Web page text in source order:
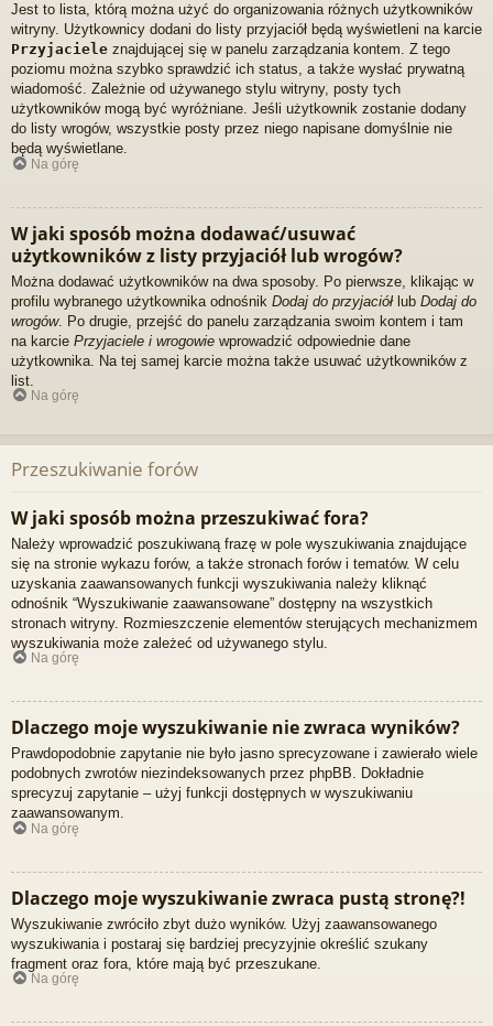
Jest to lista, którą można użyć do organizowania różnych użytkowników
witryny. Użytkownicy dodani do listy przyjaciół będą wyświetleni na karcie
Przyjaciele znajdującej się w panelu zarządzania kontem. Z tego
poziomu można szybko sprawdzić ich status, a także wysłać prywatną
wiadomość. Zależnie od używanego stylu witryny, posty tych
użytkowników mogą być wyróżniane. Jeśli użytkownik zostanie dodany
do listy wrogów, wszystkie posty przez niego napisane domyślnie nie
będą wyświetlane.
Na górę
W jaki sposób można dodawać/usuwać
użytkowników z listy przyjaciół lub wrogów?
Można dodawać użytkowników na dwa sposoby. Po pierwsze, klikając w
profilu wybranego użytkownika odnośnik Dodaj do przyjaciół lub Dodaj do
wrogów. Po drugie, przejść do panelu zarządzania swoim kontem i tam
na karcie Przyjaciele i wrogowie wprowadzić odpowiednie dane
użytkownika. Na tej samej karcie można także usuwać użytkowników z
list.
Na górę
Przeszukiwanie forów
W jaki sposób można przeszukiwać fora?
Należy wprowadzić poszukiwaną frazę w pole wyszukiwania znajdujące
się na stronie wykazu forów, a także stronach forów i tematów. W celu
uzyskania zaawansowanych funkcji wyszukiwania należy kliknąć
odnośnik “Wyszukiwanie zaawansowane” dostępny na wszystkich
stronach witryny. Rozmieszczenie elementów sterujących mechanizmem
wyszukiwania może zależeć od używanego stylu.
Na górę
Dlaczego moje wyszukiwanie nie zwraca wyników?
Prawdopodobnie zapytanie nie było jasno sprecyzowane i zawierało wiele
podobnych zwrotów niezindeksowanych przez phpBB. Dokładnie
sprecyzuj zapytanie – użyj funkcji dostępnych w wyszukiwaniu
zaawansowanym.
Na górę
Dlaczego moje wyszukiwanie zwraca pustą stronę?!
Wyszukiwanie zwróciło zbyt dużo wyników. Użyj zaawansowanego
wyszukiwania i postaraj się bardziej precyzyjnie określić szukany
fragment oraz fora, które mają być przeszukane.
Na górę